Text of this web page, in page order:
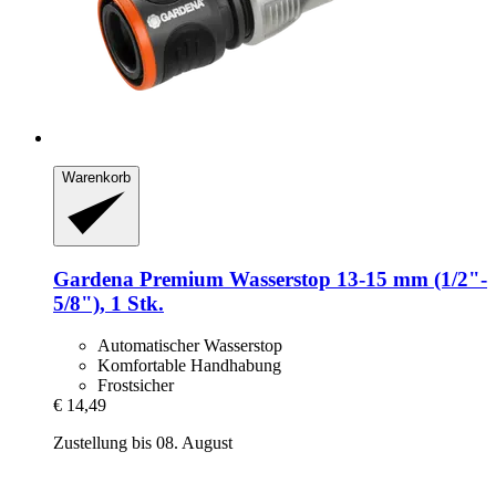
Warenkorb
Gardena Premium Wasserstop 13-​15 mm (1/2"-​
5/8"), 1 Stk.
Automatischer Wasserstop
Komfortable Handhabung
Frostsicher
€ 14,49
Zustellung bis 08. August